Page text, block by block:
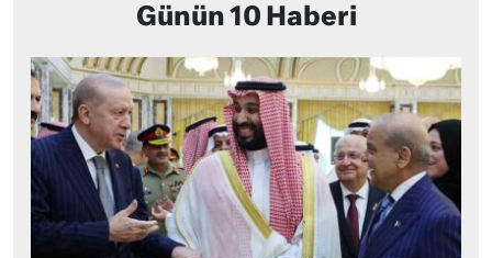
Günün 10 Haberi